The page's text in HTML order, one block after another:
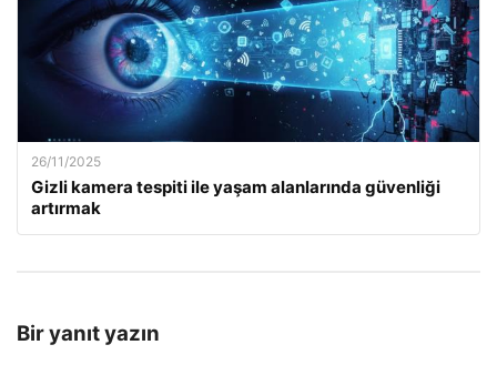
26/11/2025
Gizli kamera tespiti ile yaşam alanlarında güvenliği
artırmak
Bir yanıt yazın